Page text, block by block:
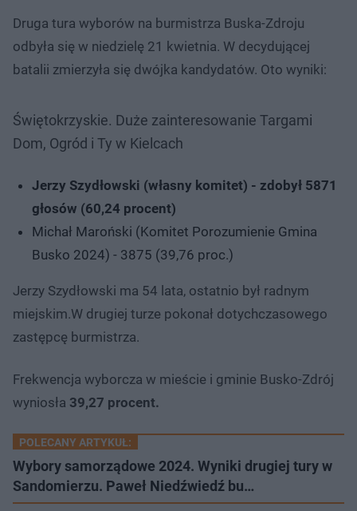
Druga tura wyborów na burmistrza Buska-Zdroju
odbyła się w niedzielę 21 kwietnia. W decydującej
batalii zmierzyła się dwójka kandydatów. Oto wyniki:
Świętokrzyskie. Duże zainteresowanie Targami
Dom, Ogród i Ty w Kielcach
Jerzy Szydłowski (własny komitet) - zdobył 5871
głosów (60,24 procent)
Michał Maroński (Komitet Porozumienie Gmina
Busko 2024) - 3875 (39,76 proc.)
Jerzy Szydłowski ma 54 lata, ostatnio był radnym
miejskim.W drugiej turze pokonał dotychczasowego
zastępcę burmistrza.
Frekwencja wyborcza w mieście i gminie Busko-Zdrój
wyniosła 39,27 procent.
POLECANY ARTYKUŁ:
Wybory samorządowe 2024. Wyniki drugiej tury w
Sandomierzu. Paweł Niedźwiedź bu…